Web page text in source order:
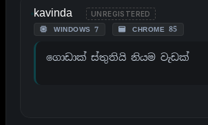
kavinda UNREGISTERED
WINDOWS 7 CHROME 85
ගොඩාක් ස්තුතියි නියම වැඩක්